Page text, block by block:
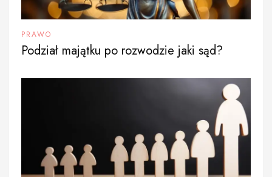
PRAWO
Podział majątku po rozwodzie jaki sąd?